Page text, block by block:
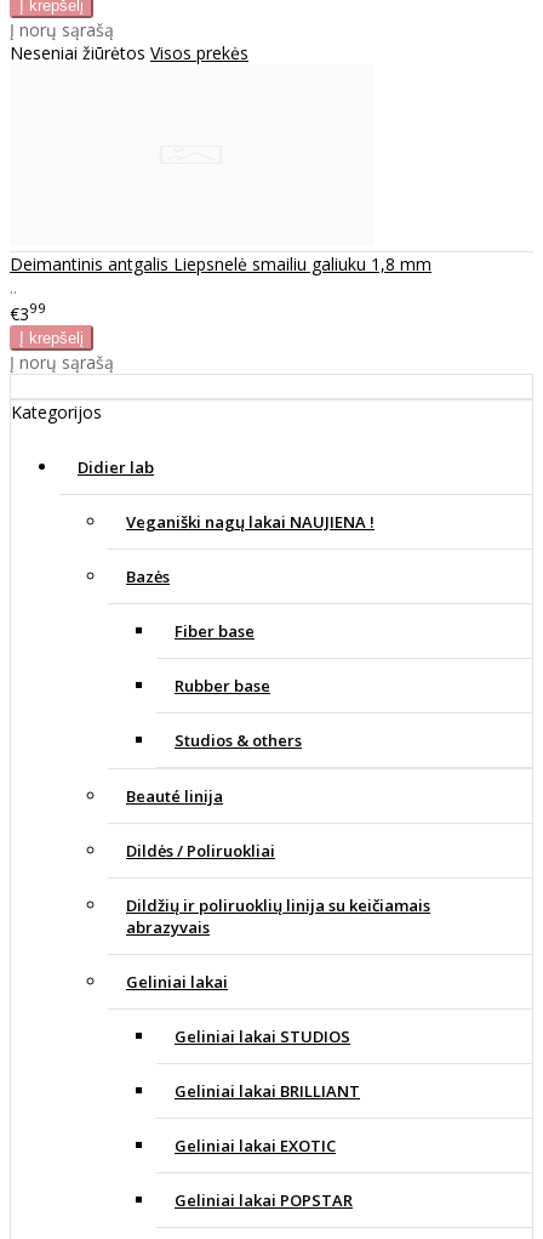
Į norų sąrašą
Neseniai žiūrėtos Visos prekės
Deimantinis antgalis Liepsnelė smailiu galiuku 1,8 mm
..
€399
Į norų sąrašą
Kategorijos
Didier lab
Veganiški nagų lakai NAUJIENA !
Bazės
Fiber base
Rubber base
Studios & others
Beauté linija
Dildės / Poliruokliai
Dildžių ir poliruoklių linija su keičiamais
abrazyvais
Geliniai lakai
Geliniai lakai STUDIOS
Geliniai lakai BRILLIANT
Geliniai lakai EXOTIC
Geliniai lakai POPSTAR